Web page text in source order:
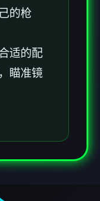
的枪
适的配
瞄准镜